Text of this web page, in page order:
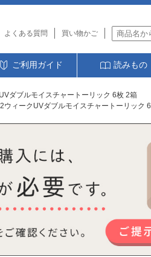
よくある質問 買い物かご
ご利用ガイド 読みもの
ダブルモイスチャートーリック 6枚 2箱
ィークUVダブルモイスチャートーリック